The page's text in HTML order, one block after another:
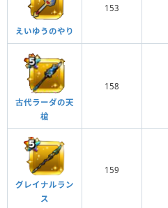
えいゆうのやり
153
古代ラーダの天
槍
158
グレイナルラン
ス
159